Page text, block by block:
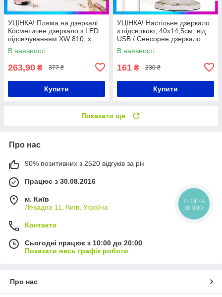
УЦІНКА! Пляма на дзеркалі
Косметичне дзеркало з LED
підсвічуванням XW 810, з
USB / Потрійне сенсорне
дзеркало для макіяжу
В наявності
263,90 ₴ 377 ₴
Купити
УЦІНКА! Настільне дзеркало
з підсвіткою, 40х14,5см, від
USB / Сенсорне дзеркало
для макіяжу / Косметичне
дзеркало
В наявності
161 ₴ 230 ₴
Купити
Показати ще
Про нас
90% позитивних з 2520 відгуків за рік
Працює з 30.08.2016
м. Київ
Левадна 11, Київ, Україна
Контакти
Сьогодні працює з 10:00 до 20:00
Показати весь графік роботи
Про нас
КНОПКА
ЗВ'ЯЗКУ